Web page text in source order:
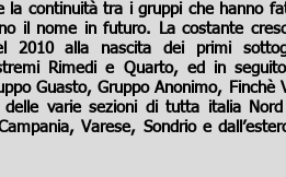
la continuità tra i gruppi che hanno
il nome in futuro. La costante
2010 alla nascita dei primi
Rimedi e Quarto, ed in
Guasto, Gruppo Anonimo, Finchè
delle varie sezioni di tutta italia Nord
Varese, Sondrio e